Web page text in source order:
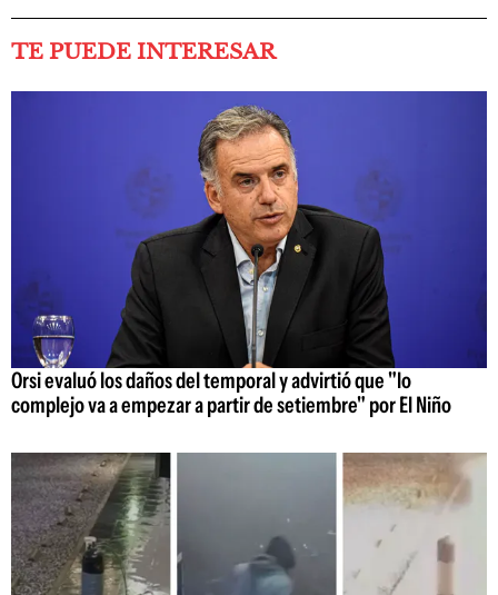
TE PUEDE INTERESAR
Orsi evaluó los daños del temporal y advirtió que "lo
complejo va a empezar a partir de setiembre" por El Niño